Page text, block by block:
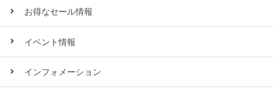
お得なセール情報
イベント情報
インフォメーション